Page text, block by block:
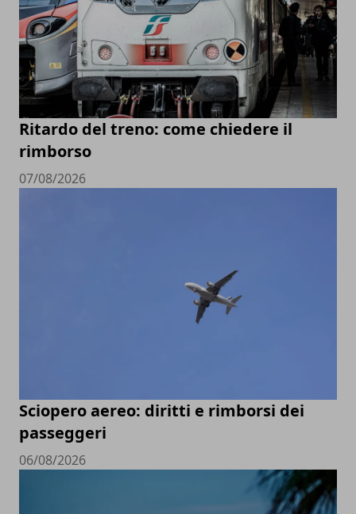
Ritardo del treno: come chiedere il
rimborso
07/08/2026
Sciopero aereo: diritti e rimborsi dei
passeggeri
06/08/2026